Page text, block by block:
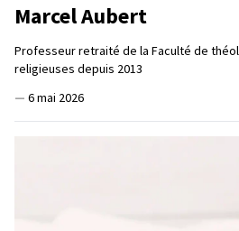
Marcel Aubert
Professeur retraité de la Faculté de
religieuses depuis 2013
— 6 mai 2026